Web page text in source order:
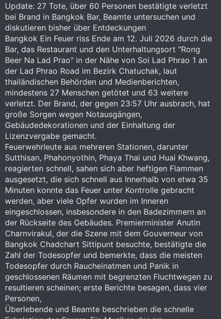
Update: 27 Tote, über 60 Personen bestätigte verletzt
bei Brand in Bangkok Bar, Beamte untersuchen und
diskutieren bisher über Entdeckungen
Bangkok Ein Feuer riss Ende am 12. Juli 2026 durch die
Bar, das Restaurant und den Unterhaltungsort "Rong
Beer Na Lad Prao" in der Nähe von Soi Lad Phrao 1 an
der Lad Phrao Road im Bezirk Chatuchak, laut
thailändischen Behörden und Medienberichten,
mindestens 27 Menschen getötet und 63 weitere
verletzt. Der Brand, der gegen 23:57 Uhr ausbrach, hat
große Sorgen wegen Notausgängen,
Gebäudedekorationen und der Einhaltung der
Lizenzvergabe gemacht.
Feuerwehrleute aus mehreren Stationen, darunter
Sutthisan, Phahonyothin, Phaya Thai und Huai Khwang,
reagierten schnell, sahen sich aber heftigen Flammen
ausgesetzt, die sich schnell aus Innerhalb von etwa 35
Minuten konnte das Feuer unter Kontrolle gebracht
werden, aber viele Opfer wurden im Inneren
eingeschlossen, insbesondere in den Badezimmern an
der Rückseite des Gebäudes. Premierminister Anutin
Charnvirakul, der die Szene mit dem Gouverneur von
Bangkok Chadchart Sittipunt besuchte, bestätigte die
Zahl der Todesopfer und bemerkte, dass die meisten
Todesopfer durch Raucheinatmen und Panik in
geschlossenen Räumen mit begrenzten Fluchtwegen zu
resultieren scheinen; erste Berichte besagen, dass vier
Personen,
Überlebende und Beamte beschrieben die schnelle